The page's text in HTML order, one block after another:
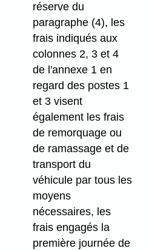
réserve du
paragraphe (4), les
frais indiqués aux
colonnes 2, 3 et 4
de l'annexe 1 en
regard des postes 1
et 3 visent
également les frais
de remorquage ou
de ramassage et de
transport du
véhicule par tous les
moyens
nécessaires, les
frais engagés la
première journée de